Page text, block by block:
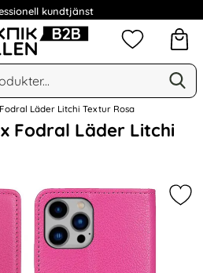
kundtjänst
Sök på Narse Group AB
Mina
Läder Litchi Textur Rosa
Fodral Läder Litchi